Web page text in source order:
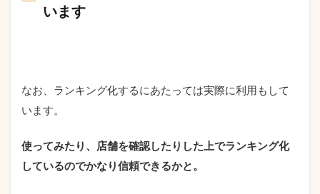
います
なお、ランキング化するにあたっては実際に利用もして
います。
使ってみたり、店舗を確認したりした上でランキング化
しているのでかなり信頼できるかと。